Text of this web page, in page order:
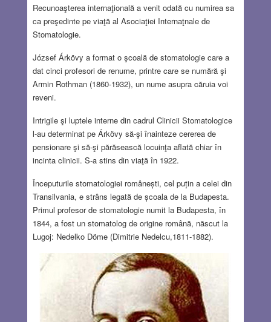
Recunoaşterea internaţională a venit odată cu numirea sa
ca preşedinte pe viaţă al Asociaţiei Internaţnale de
Stomatologie.
József Árkövy a format o şcoală de stomatologie care a
dat cinci profesori de renume, printre care se numără şi
Armin Rothman (1860-1932), un nume asupra căruia voi
reveni.
Intrigile şi luptele interne din cadrul Clinicii Stomatologice
l-au determinat pe Árkövy să-şi înainteze cererea de
pensionare şi să-şi părăsească locuinţa aflată chiar în
incinta clinicii. S-a stins din viaţă în 1922.
Începuturile stomatologiei românești, cel puțin a celei din
Transilvania, e strâns legată de școala de la Budapesta.
Primul profesor de stomatologie numit la Budapesta, în
1844, a fost un stomatolog de origine română, născut la
Lugoj: Nedelko Döme (Dimitrie Nedelcu,1811-1882).